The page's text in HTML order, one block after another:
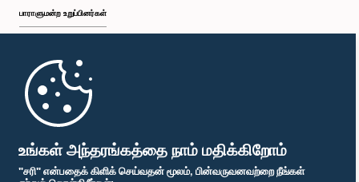
உங்கள் அந்தரங்கத்தை நாம் மதிக்கிறோம்
"சரி" என்பதைக் கிளிக் செய்வதன் மூலம், பின்வருவனவற்றை நீங்கள்
பாராளுமன்ற உறுப்பினர்கள்
முதற்பக்கம்
பாராளுமன்ற கையடக்க செயலி